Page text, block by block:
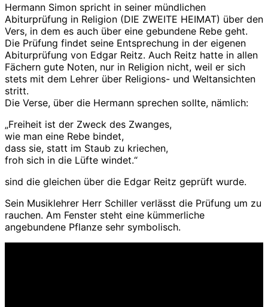
Hermann Simon spricht in seiner mündlichen
Abiturprüfung in Religion (DIE ZWEITE HEIMAT) über den
Vers, in dem es auch über eine gebundene Rebe geht.
Die Prüfung findet seine Entsprechung in der eigenen
Abiturprüfung von Edgar Reitz. Auch Reitz hatte in allen
Fächern gute Noten, nur in Religion nicht, weil er sich
stets mit dem Lehrer über Religions- und Weltansichten
stritt.
Die Verse, über die Hermann sprechen sollte, nämlich:
„Freiheit ist der Zweck des Zwanges,
wie man eine Rebe bindet,
dass sie, statt im Staub zu kriechen,
froh sich in die Lüfte windet.“
sind die gleichen über die Edgar Reitz geprüft wurde.
Sein Musiklehrer Herr Schiller verlässt die Prüfung um zu
rauchen. Am Fenster steht eine kümmerliche
angebundene Pflanze sehr symbolisch.